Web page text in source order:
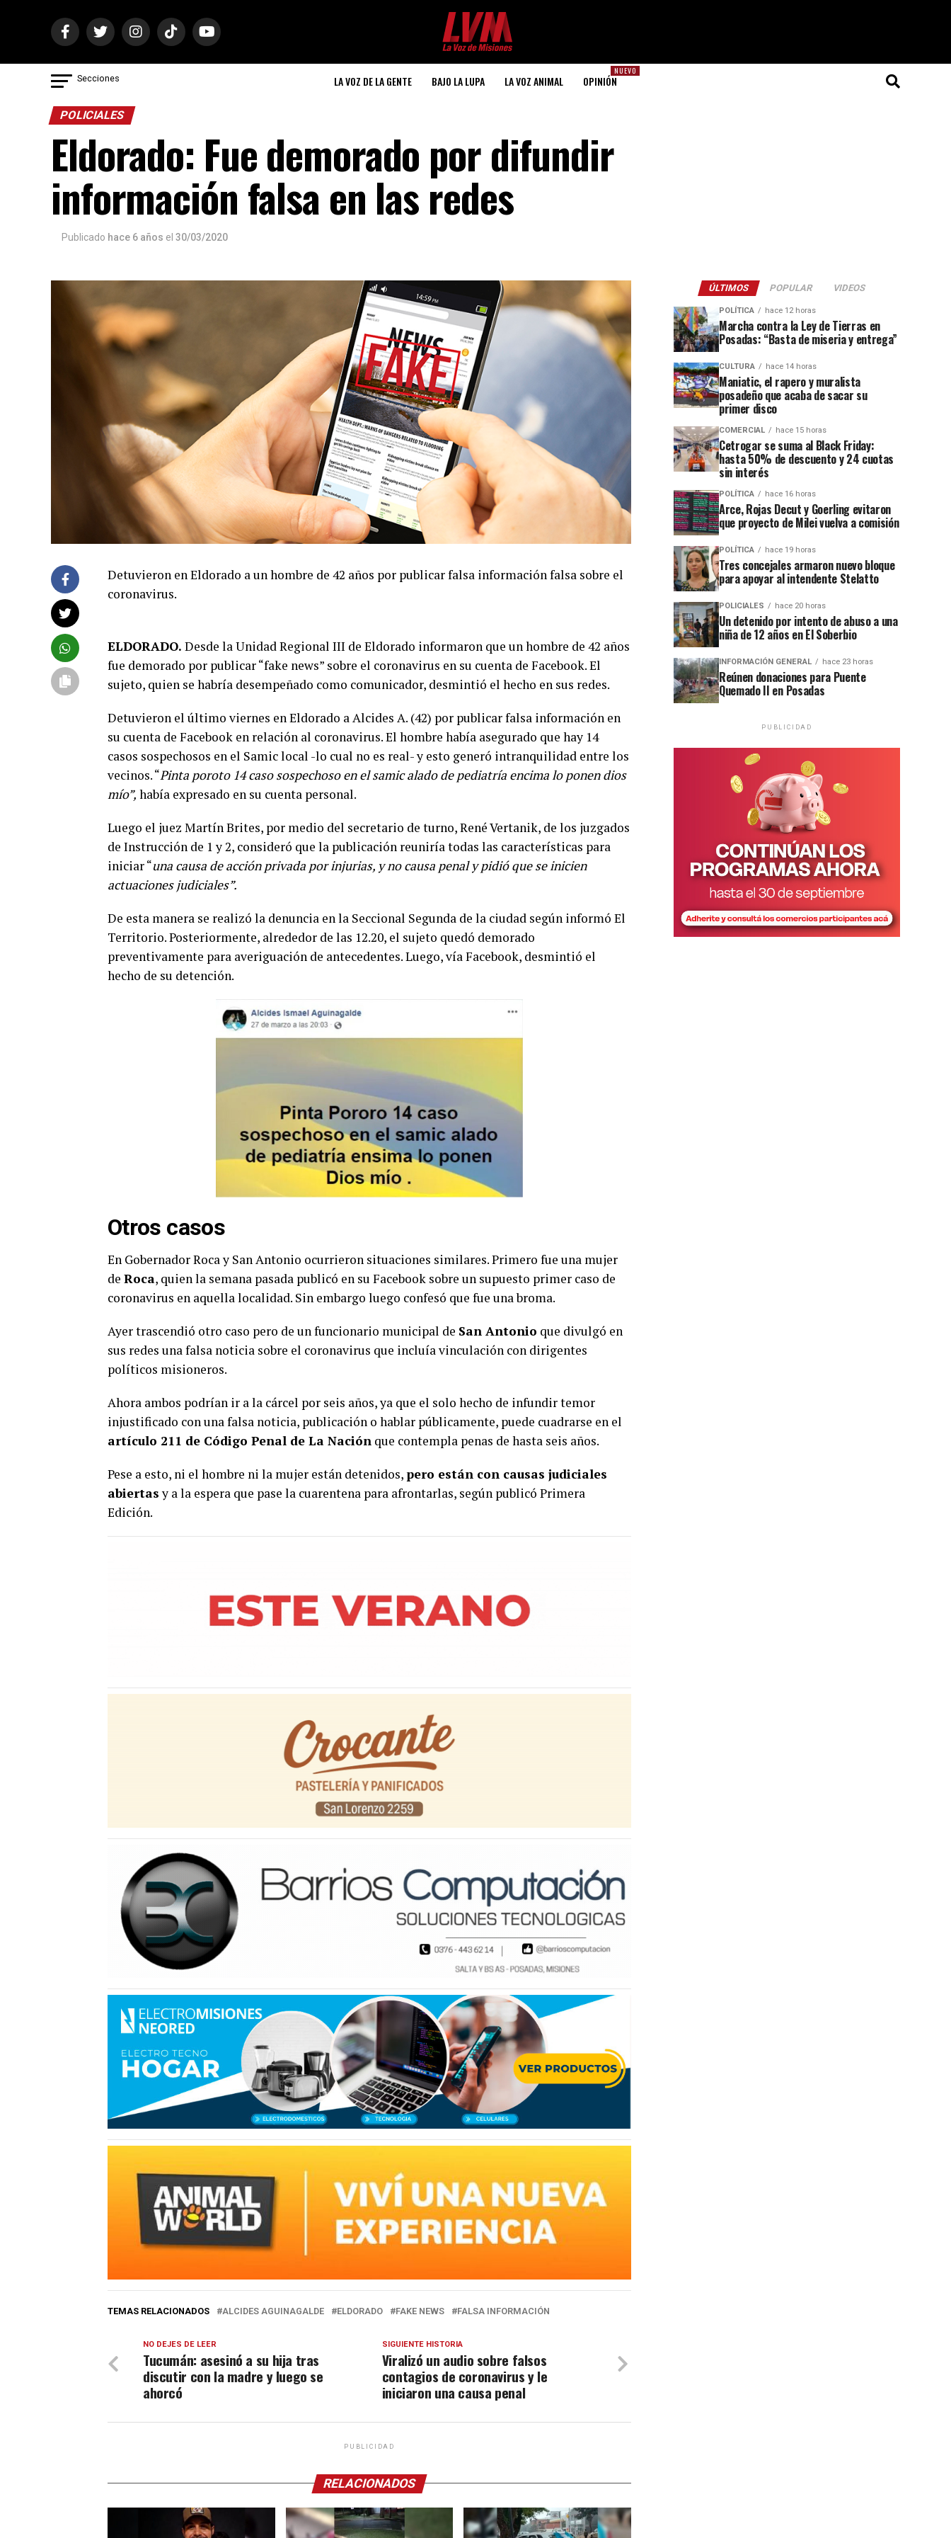
Secciones LA VOZ DE LA GENTE BAJO LA LUPA LA VOZ ANIMAL
NUEVO
OPINIÓN
POLICIALES
Eldorado: Fue demorado por difundir
información falsa en las redes
Publicado hace 6 años el 30/03/2020
Detuvieron en Eldorado a un hombre de 42 años por publicar falsa información falsa sobre el
coronavirus.
ELDORADO. Desde la Unidad Regional III de Eldorado informaron que un hombre de 42 años
fue demorado por publicar “fake news” sobre el coronavirus en su cuenta de Facebook. El
sujeto, quien se habría desempeñado como comunicador, desmintió el hecho en sus redes.
Detuvieron el último viernes en Eldorado a Alcides A. (42) por publicar falsa información en
su cuenta de Facebook en relación al coronavirus. El hombre había asegurado que hay 14
casos sospechosos en el Samic local -lo cual no es real- y esto generó intranquilidad entre los
vecinos. “Pinta poroto 14 caso sospechoso en el samic alado de pediatría encima lo ponen dios
mío”, había expresado en su cuenta personal.
Luego el juez Martín Brites, por medio del secretario de turno, René Vertanik, de los juzgados
de Instrucción de 1 y 2, consideró que la publicación reuniría todas las características para
iniciar “una causa de acción privada por injurias, y no causa penal y pidió que se inicien
actuaciones judiciales”.
De esta manera se realizó la denuncia en la Seccional Segunda de la ciudad según informó El
Territorio. Posteriormente, alrededor de las 12.20, el sujeto quedó demorado
preventivamente para averiguación de antecedentes. Luego, vía Facebook, desmintió el
hecho de su detención.
Otros casos
En Gobernador Roca y San Antonio ocurrieron situaciones similares. Primero fue una mujer
de Roca, quien la semana pasada publicó en su Facebook sobre un supuesto primer caso de
coronavirus en aquella localidad. Sin embargo luego confesó que fue una broma.
Ayer trascendió otro caso pero de un funcionario municipal de San Antonio que divulgó en
sus redes una falsa noticia sobre el coronavirus que incluía vinculación con dirigentes
políticos misioneros.
Ahora ambos podrían ir a la cárcel por seis años, ya que el solo hecho de infundir temor
injustificado con una falsa noticia, publicación o hablar públicamente, puede cuadrarse en el
artículo 211 de Código Penal de La Nación que contempla penas de hasta seis años.
Pese a esto, ni el hombre ni la mujer están detenidos, pero están con causas judiciales
abiertasy a la espera que pase la cuarentena para afrontarlas, según publicó Primera
Edición.
TEMAS RELACIONADOS ALCIDES AGUINAGALDE ELDORADO FAKE NEWS FALSA INFORMACIÓN
SIGUIENTE HISTORIA
Viralizó un audio sobre falsos
contagios de coronavirus y le
iniciaron una causa penal
NO DEJES DE LEER
Tucumán: asesinó a su hija tras
discutir con la madre y luego se
ahorcó
PUBLICIDAD
RELACIONADOS
ÚLTIMOS POPULAR VIDEOS
POLÍTICA hace 12 horas
Marcha contra la Ley de Tierras en
Posadas: “Basta de miseria y entrega”
CULTURA hace 14 horas
Maniatic, el rapero y muralista
posadeño que acaba de sacar su
primer disco
COMERCIAL hace 15 horas
Cetrogar se suma al Black Friday:
hasta 50% de descuento y 24 cuotas
sin interés
POLÍTICA hace 16 horas
Arce, Rojas Decut y Goerling evitaron
que proyecto de Milei vuelva a comisión
POLÍTICA hace 19 horas
Tres concejales armaron nuevo bloque
para apoyar al intendente Stelatto
POLICIALES hace 20 horas
Un detenido por intento de abuso a una
niña de 12 años en El Soberbio
INFORMACIÓN GENERAL hace 23 horas
Reúnen donaciones para Puente
Quemado II en Posadas
PUBLICIDAD